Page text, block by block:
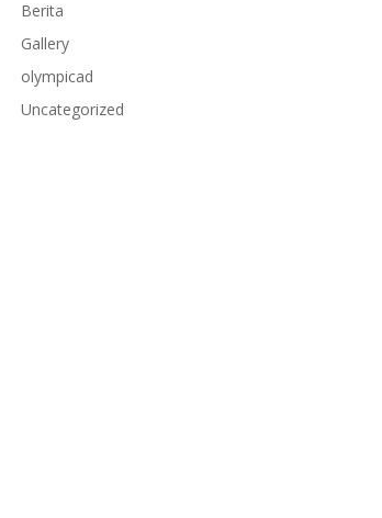
Berita
Gallery
olympicad
Uncategorized